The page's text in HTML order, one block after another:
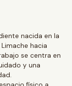
nacida en la
hacia
se centra en
y una